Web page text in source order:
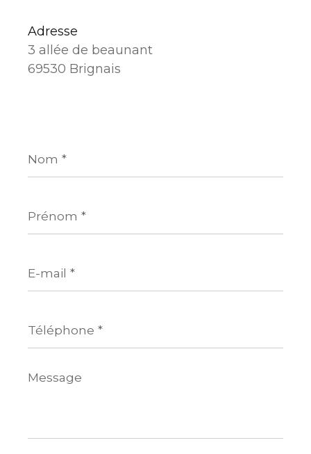
Adresse
3 allée de beaunant
69530 Brignais
*
*
mail
*
*
Message
*